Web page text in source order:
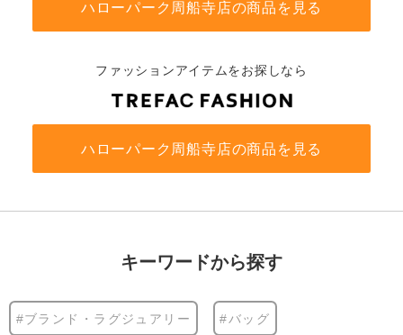
ハローパーク周船寺店の商品を見る
ファッションアイテムをお探しなら
ハローパーク周船寺店の商品を見る
キーワードから探す
#ブランド・ラグジュアリー #バッグ